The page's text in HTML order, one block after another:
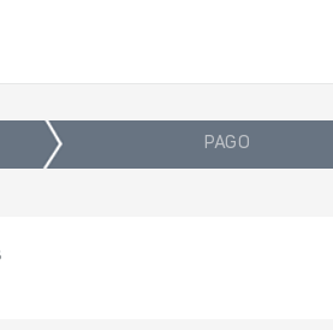
PAGO